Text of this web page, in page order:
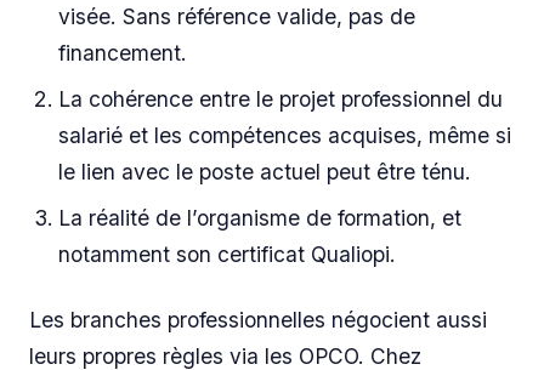
visée. Sans référence valide, pas de
financement.
La cohérence entre le projet professionnel du
salarié et les compétences acquises, même si
le lien avec le poste actuel peut être ténu.
La réalité de l’organisme de formation, et
notamment son certificat Qualiopi.
Les branches professionnelles négocient aussi
leurs propres règles via les OPCO. Chez